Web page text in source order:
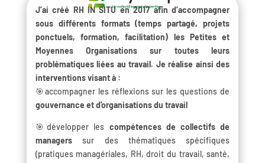
J’ai créé RH IN SITU en 2017 afin d’accompagner
sous différents formats (temps partagé, projets
ponctuels, formation, facilitation) les Petites et
Moyennes Organisations sur toutes leurs
problématiques liées au travail. Je réalise ainsi des
interventions visant à :
🎯accompagner les réflexions sur les questions de
gouvernance et d'organisations du travail
🎯développer les compétences de collectifs de
managerssur des thématiques spécifiques
(pratiques managériales, RH, droit du travail, santé,